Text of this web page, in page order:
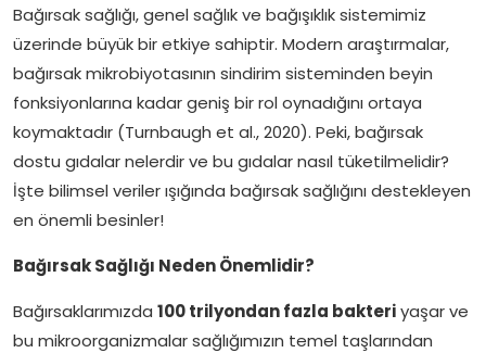
Bağırsak sağlığı, genel sağlık ve bağışıklık sistemimiz
üzerinde büyük bir etkiye sahiptir. Modern araştırmalar,
bağırsak mikrobiyotasının sindirim sisteminden beyin
fonksiyonlarına kadar geniş bir rol oynadığını ortaya
koymaktadır (Turnbaugh et al., 2020). Peki, bağırsak
dostu gıdalar nelerdir ve bu gıdalar nasıl tüketilmelidir?
İşte bilimsel veriler ışığında bağırsak sağlığını destekleyen
en önemli besinler!
Bağırsak Sağlığı Neden Önemlidir?
Bağırsaklarımızda 100 trilyondan fazla bakteriyaşar ve
bu mikroorganizmalar sağlığımızın temel taşlarından